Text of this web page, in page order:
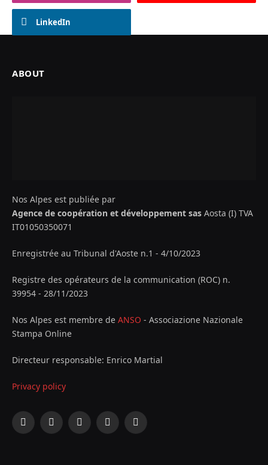
LinkedIn
ABOUT
Nos Alpes est publiée par
Agence de coopération et développement sas Aosta (I) TVA
IT01050350071
Enregistrée au Tribunal d'Aoste n.1 - 4/10/2023
Registre des opérateurs de la communication (ROC) n.
39954 - 28/11/2023
Nos Alpes est membre de ANSO - Associazione Nazionale
Stampa Online
Directeur responsable: Enrico Martial
Privacy policy
Facebook
X
InstagramYouTubeLinkedIn